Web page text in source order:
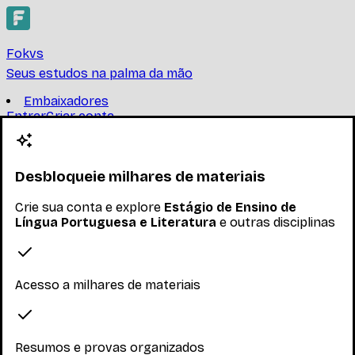
Fokvs
Seus estudos na palma da mão
Embaixadores
EntrarCriar conta
Criar conta
Estágio de Ensino de Língua
Portuguesa e Literatura
UNIVERSIDADE FEDERAL DE SANTA CATARINA
estágio. Atividades de pesquisa bibliográfica, propostas
Materiais
Desbloqueie milhares de materiais
Crie sua conta e explore Estágio de Ensino de
Língua Portuguesa e Literatura e outras disciplinas
Acesso a milhares de materiais
Resumos e provas organizados